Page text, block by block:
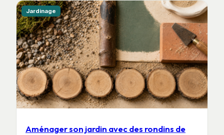
Jardinage
Aménager son jardin avec des rondins de